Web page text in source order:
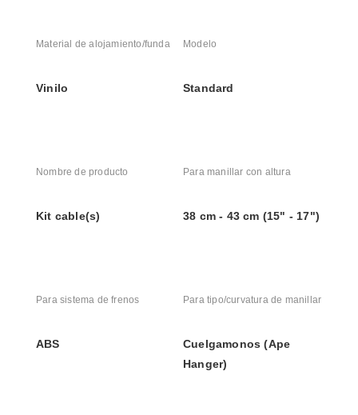
Material de alojamiento/funda
Vinilo
Modelo
Standard
Nombre de producto
Kit cable(s)
Para manillar con altura
38 cm - 43 cm (15" - 17")
Para sistema de frenos
ABS
Para tipo/curvatura de manillar
Cuelgamonos (Ape
Hanger)